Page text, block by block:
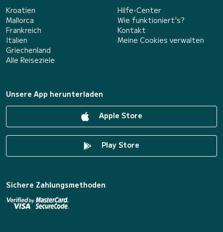
Kroatien
Mallorca
Frankreich
Italien
Griechenland
Alle Reiseziele
Hilfe-Center
Wie funktioniert's?
Kontakt
Meine Cookies verwalten
Unsere App herunterladen
Apple Store
Play Store
Sichere Zahlungsmethoden